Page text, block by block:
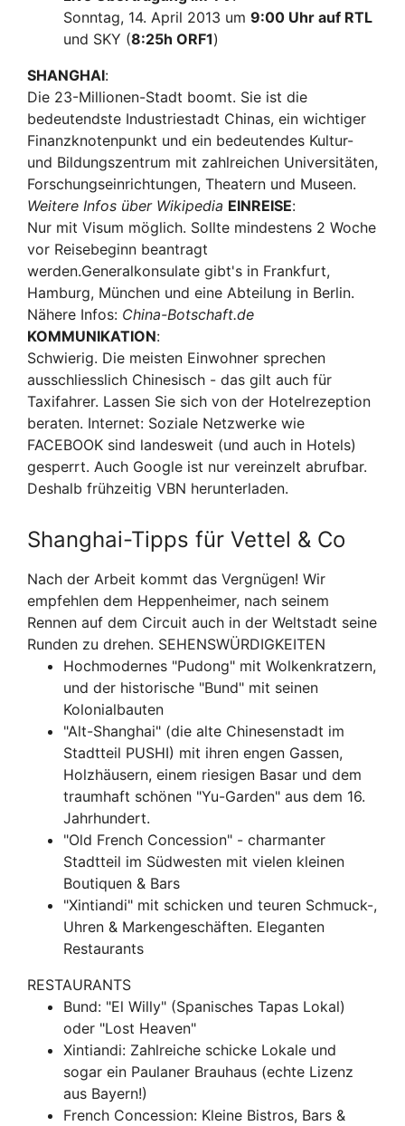
Sonntag, 14. April 2013 um 9:00 Uhr auf RTL
und SKY (8:25h ORF1)
SHANGHAI:
Die 23-Millionen-Stadt boomt. Sie ist die
bedeutendste Industriestadt Chinas, ein wichtiger
Finanzknotenpunkt und ein bedeutendes Kultur-
und Bildungszentrum mit zahlreichen Universitäten,
Forschungseinrichtungen, Theatern und Museen.
Weitere Infos über Wikipedia EINREISE:
Nur mit Visum möglich. Sollte mindestens 2 Woche
vor Reisebeginn beantragt
werden.Generalkonsulate gibt's in Frankfurt,
Hamburg, München und eine Abteilung in Berlin.
Nähere Infos: China-Botschaft.de
KOMMUNIKATION:
Schwierig. Die meisten Einwohner sprechen
ausschliesslich Chinesisch - das gilt auch für
Taxifahrer. Lassen Sie sich von der Hotelrezeption
beraten. Internet: Soziale Netzwerke wie
FACEBOOK sind landesweit (und auch in Hotels)
gesperrt. Auch Google ist nur vereinzelt abrufbar.
Deshalb frühzeitig VBN herunterladen.
Shanghai-Tipps für Vettel & Co
Nach der Arbeit kommt das Vergnügen! Wir
empfehlen dem Heppenheimer, nach seinem
Rennen auf dem Circuit auch in der Weltstadt seine
Runden zu drehen. SEHENSWÜRDIGKEITEN
Hochmodernes "Pudong" mit Wolkenkratzern,
und der historische "Bund" mit seinen
Kolonialbauten
"Alt-Shanghai" (die alte Chinesenstadt im
Stadtteil PUSHI) mit ihren engen Gassen,
Holzhäusern, einem riesigen Basar und dem
traumhaft schönen "Yu-Garden" aus dem 16.
Jahrhundert.
"Old French Concession" - charmanter
Stadtteil im Südwesten mit vielen kleinen
Boutiquen & Bars
"Xintiandi" mit schicken und teuren Schmuck-,
Uhren & Markengeschäften. Eleganten
Restaurants
RESTAURANTS
Bund: "El Willy" (Spanisches Tapas Lokal)
oder "Lost Heaven"
Xintiandi: Zahlreiche schicke Lokale und
sogar ein Paulaner Brauhaus (echte Lizenz
aus Bayern!)
French Concession: Kleine Bistros, Bars &